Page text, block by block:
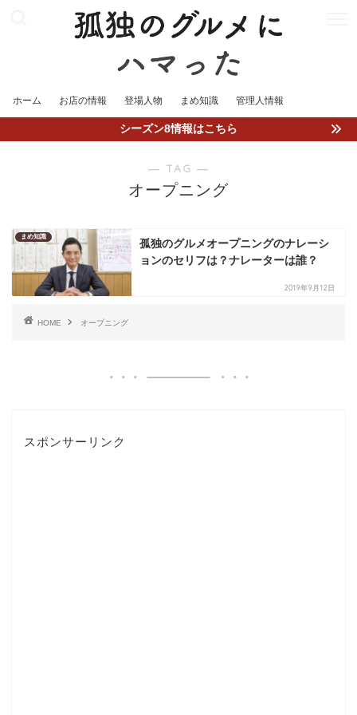
ホーム お店の情報 登場人物 まめ知識 管理人情報
シーズン8情報はこちら
― TAG ―
オープニング
まめ知識
孤独のグルメオープニングのナレーシ
ョンのセリフは？ナレーターは誰？
2019年9月12日
HOME オープニング
スポンサーリンク